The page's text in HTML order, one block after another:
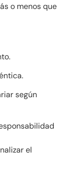
o menos que
según
el